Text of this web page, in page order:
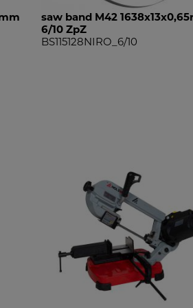
saw band M42
6/10 ZpZ
BS115128NIRO_6/10